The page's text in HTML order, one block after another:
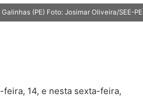
(PE) Foto: Josimar Oliveira/SEE-PE
feira, 14, e nesta sexta-feira,